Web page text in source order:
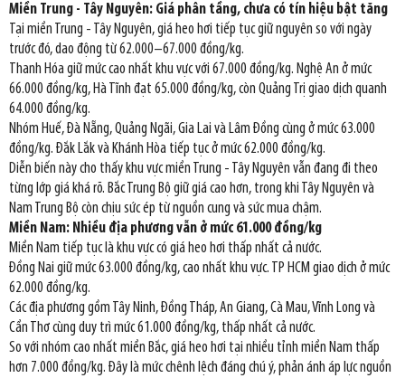
Miền Trung - Tây Nguyên: Giá phân tầng, chưa có tín hiệu bật tăng
Tại miền Trung - Tây Nguyên, giá heo hơi tiếp tục giữ nguyên so với ngày
trước đó, dao động từ 62.000–67.000 đồng/kg.
Thanh Hóa giữ mức cao nhất khu vực với 67.000 đồng/kg. Nghệ An ở mức
66.000 đồng/kg, Hà Tĩnh đạt 65.000 đồng/kg, còn Quảng Trị giao dịch quanh
64.000 đồng/kg.
Nhóm Huế, Đà Nẵng, Quảng Ngãi, Gia Lai và Lâm Đồng cùng ở mức 63.000
đồng/kg. Đắk Lắk và Khánh Hòa tiếp tục ở mức 62.000 đồng/kg.
Diễn biến này cho thấy khu vực miền Trung - Tây Nguyên vẫn đang đi theo
từng lớp giá khá rõ. Bắc Trung Bộ giữ giá cao hơn, trong khi Tây Nguyên và
Nam Trung Bộ còn chịu sức ép từ nguồn cung và sức mua chậm.
Miền Nam: Nhiều địa phương vẫn ở mức 61.000 đồng/kg
Miền Nam tiếp tục là khu vực có giá heo hơi thấp nhất cả nước.
Đồng Nai giữ mức 63.000 đồng/kg, cao nhất khu vực. TP HCM giao dịch ở mức
62.000 đồng/kg.
Các địa phương gồm Tây Ninh, Đồng Tháp, An Giang, Cà Mau, Vĩnh Long và
Cần Thơ cùng duy trì mức 61.000 đồng/kg, thấp nhất cả nước.
So với nhóm cao nhất miền Bắc, giá heo hơi tại nhiều tỉnh miền Nam thấp
hơn 7.000 đồng/kg. Đây là mức chênh lệch đáng chú ý, phản ánh áp lực nguồn